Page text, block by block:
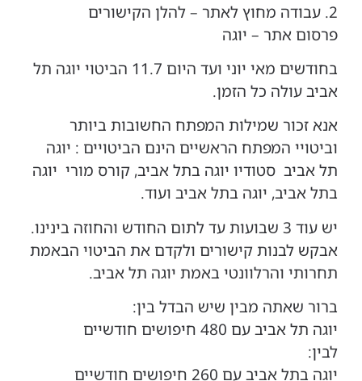
2. עבודה מחוץ לאתר – להלן הקישורים
פרסום אתר – יוגה
בחודשים מאי יוני ועד היום 11.7 הביטוי יוגה תל
אביב עולה כל הזמן.
אנא זכור שמילות המפתח החשובות ביותר
וביטויי המפתח הראשיים הינם הביטויים : יוגה
תל אביב סטודיו יוגה בתל אביב, קורס מורי יוגה
בתל אביב, יוגה בתל אביב ועוד.
יש עוד 3 שבועות עד לתום החודש והחוזה בינינו.
אבקש לבנות קישורים ולקדם את הביטוי הבאמת
תחרותי והרלוונטי באמת יוגה תל אביב.
ברור שאתה מבין שיש הבדל בין:
יוגה תל אביב עם 480 חיפושים חודשיים
לבין:
יוגה בתל אביב עם 260 חיפושים חודשיים